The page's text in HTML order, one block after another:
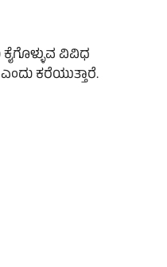
ವಿವಿಧ
ಕರೆಯುತ್ತಾರೆ.